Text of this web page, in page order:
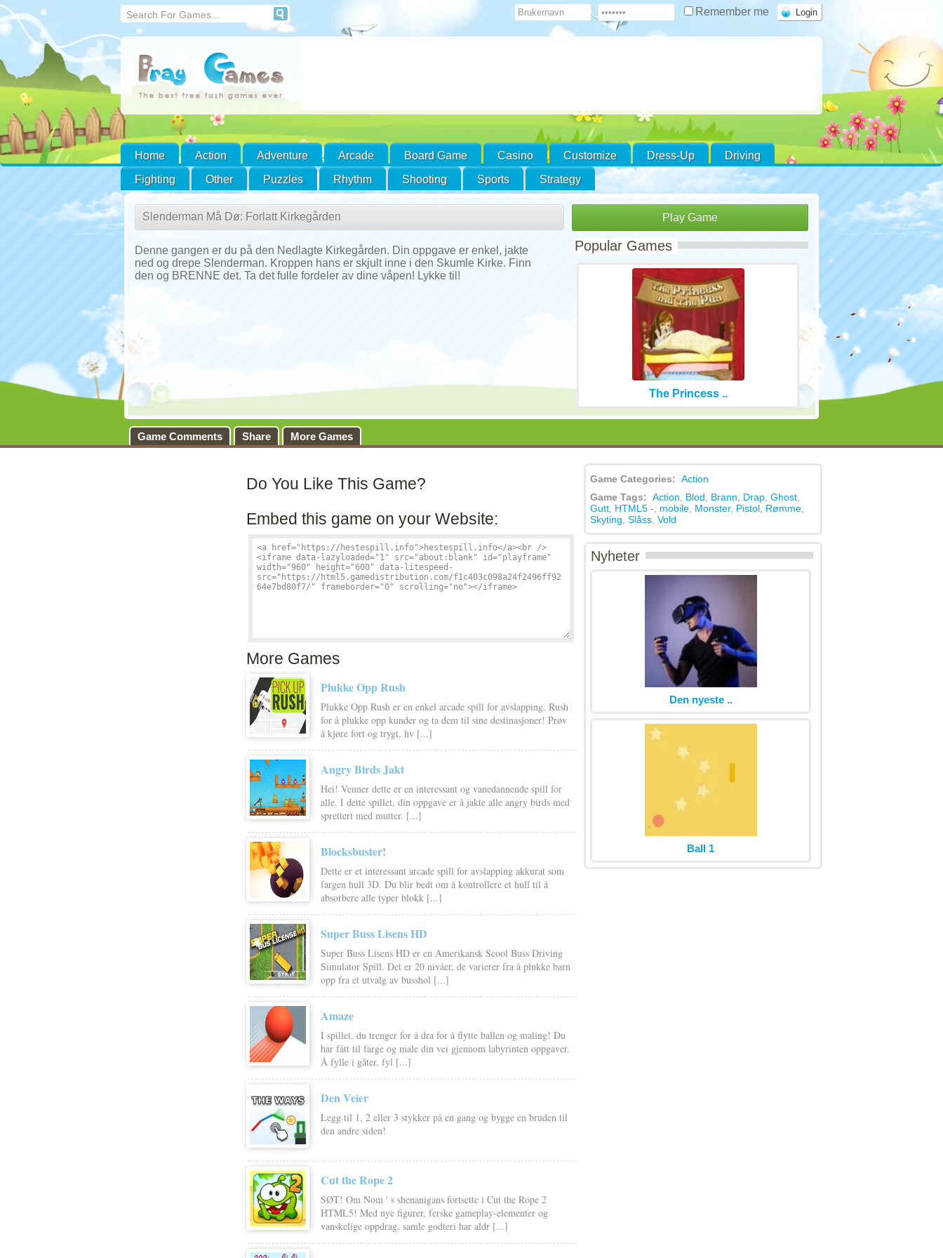
Remember me
Home Action Adventure Arcade Board Game Casino Customize Dress-Up
Driving
Fighting
Other Puzzles Rhythm Shooting Sports Strategy
Slenderman Må Dø: Forlatt Kirkegården Play Game
Denne gangen er du på den Nedlagte Kirkegården. Din oppgave er enkel, jakte
ned og drepe Slenderman. Kroppen hans er skjult inne i den Skumle Kirke. Finn
den og BRENNE det. Ta det fulle fordeler av dine våpen! Lykke til!
Popular Games
The Princess ..
Game Comments Share More Games
Do You Like This Game?
Embed this game on your Website:
More Games
Plukke Opp Rush
Plukke Opp Rush er en enkel arcade spill for avslapping. Rush
for å plukke opp kunder og ta dem til sine destinasjoner! Prøv
å kjøre fort og trygt, hv [...]
Angry Birds Jakt
Hei! Venner dette er en interessant og vanedannende spill for
alle. I dette spillet, din oppgave er å jakte alle angry birds med
sprettert med mutter. [...]
Blocksbuster!
Dette er et interessant arcade spill for avslapping akkurat som
fargen hull 3D. Du blir bedt om å kontrollere et hull til å
absorbere alle typer blokk [...]
Super Buss Lisens HD
Super Buss Lisens HD er en Amerikansk Scool Buss Driving
Simulator Spill. Det er 20 nivåer, de varierer fra å plukke barn
opp fra et utvalg av busshol [...]
Amaze
I spillet, du trenger for å dra for å flytte ballen og maling! Du
har fått til farge og male din vei gjennom labyrinten oppgaver.
Å fylle i gåter, fyl [...]
Den Veier
Legg til 1, 2 eller 3 stykker på en gang og bygge en bruden til
den andre siden!
Cut the Rope 2
SØT! Om Nom ' s shenanigans fortsette i Cut the Rope 2
HTML5! Med nye figurer, ferske gameplay-elementer og
vanskelige oppdrag, samle godteri har aldr [...]
Game Categories: Action
Game Tags: Action Blod Brann Drap Ghost
Gutt HTML5 - mobile Monster, Pistol Rømme
Skyting Slåss Vold
Nyheter
Den nyeste ..
Ball 1